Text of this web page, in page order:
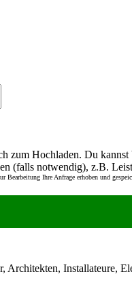
zum Hochladen. Du kannst
(falls notwendig), z.B.
Bearbeitung Ihre Anfrage erhoben und
Architekten, Installateure,